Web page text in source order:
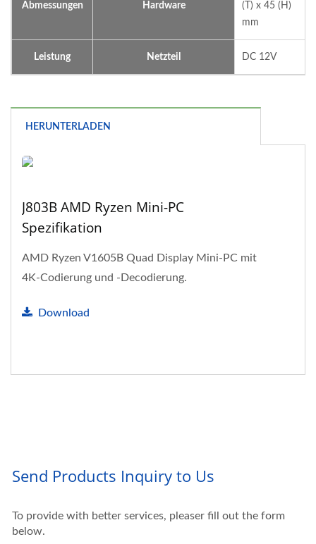
Abmessungen Hardware
(T) x 45 (H)
mm
Leistung Netzteil DC 12V
HERUNTERLADEN
J803B AMD Ryzen Mini-PC
Spezifikation
AMD Ryzen V1605B Quad Display Mini-PC mit
4K-Codierung und -Decodierung.
Download